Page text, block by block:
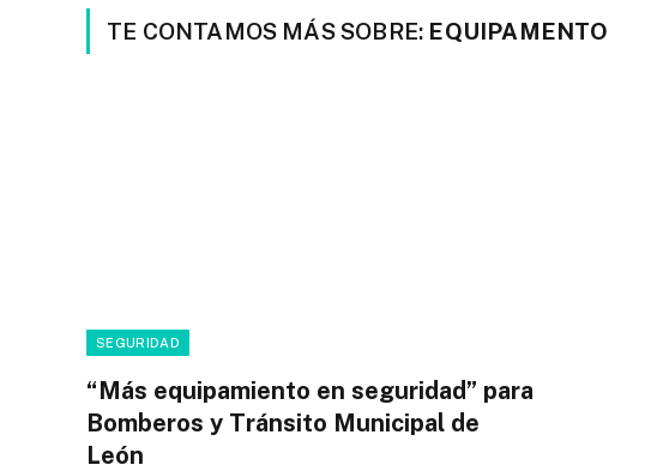
TE CONTAMOS MÁS SOBRE: EQUIPAMENTO
SEGURIDAD
“Más equipamiento en seguridad” para
Bomberos y Tránsito Municipal de
León